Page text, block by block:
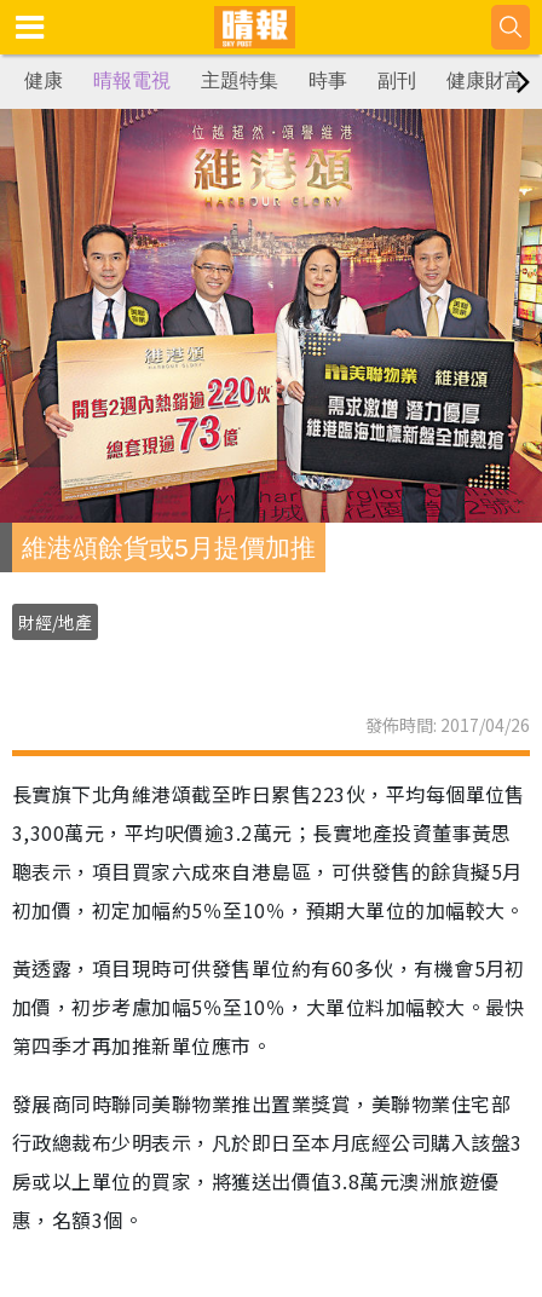
健康 晴報電視 主題特集 時事 副刊 健康財富
維港頌餘貨或5月提價加推
財經/地產
發佈時間: 2017/04/26
長實旗下北角維港頌截至昨日累售223伙，平均每個單位售
3,300萬元，平均呎價逾3.2萬元；長實地產投資董事黃思
聰表示，項目買家六成來自港島區，可供發售的餘貨擬5月
初加價，初定加幅約5％至10％，預期大單位的加幅較大。
黃透露，項目現時可供發售單位約有60多伙，有機會5月初
加價，初步考慮加幅5％至10％，大單位料加幅較大。最快
第四季才再加推新單位應市。
發展商同時聯同美聯物業推出置業獎賞，美聯物業住宅部
行政總裁布少明表示，凡於即日至本月底經公司購入該盤3
房或以上單位的買家，將獲送出價值3.8萬元澳洲旅遊優
惠，名額3個。